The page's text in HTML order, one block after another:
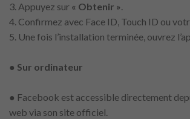
3. Appuyez sur « Obtenir ».
4. Confirmez avec Face ID, Touch ID ou
5. Une fois l’installation terminée, ouvrez
● Sur ordinateur
● Facebook est accessible directement
web via son site officiel.